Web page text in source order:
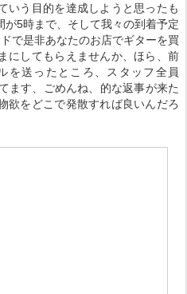
いう目的を達成しようと思ったも
5時まで、そして我々の到着予定
で是非あなたのお店でギターを買
にしてもらえませんか、ほら、前
を送ったところ、スタッフ全員
ます、ごめんね、的な返事が来た
欲をどこで発散すれば良いんだろ